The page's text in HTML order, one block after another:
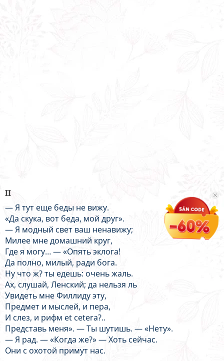
II
— Я тут еще беды не вижу.
«Да скука, вот беда, мой друг».
— Я модный свет ваш ненавижу;
Милее мне домашний круг,
Где я могу… — «Опять эклога!
Да полно, милый, ради бога.
Ну что ж? ты едешь: очень жаль.
Ах, слушай, Ленский; да нельзя ль
Увидеть мне Филлиду эту,
Предмет и мыслей, и пера,
И слез, и рифм et cetera?..
Представь меня». — Ты шутишь. — «Нету».
— Я рад. — «Когда же?» — Хоть сейчас.
Они с охотой примут нас.